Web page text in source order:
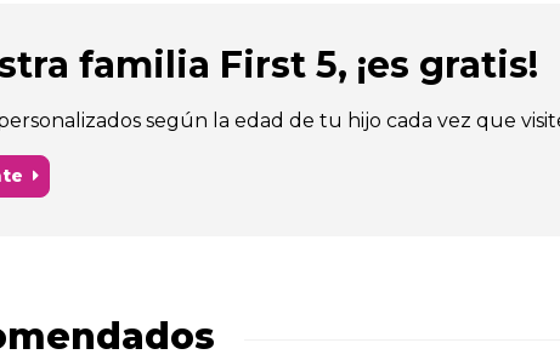
familia First 5, ¡es gratis!
según la edad de tu hijo cada vez que